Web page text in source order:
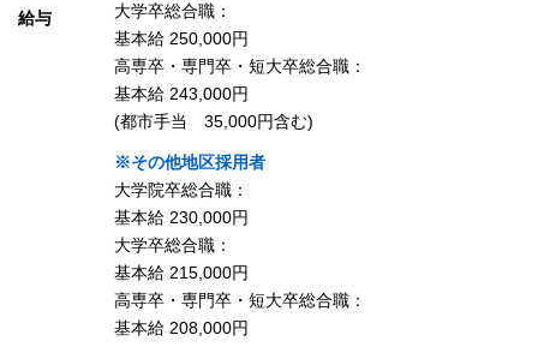
給与
大学卒総合職：
基本給 250,000円
高専卒・専門卒・短大卒総合職：
基本給 243,000円
(都市手当 35,000円含む)
※その他地区採用者
大学院卒総合職：
基本給 230,000円
大学卒総合職：
基本給 215,000円
高専卒・専門卒・短大卒総合職：
基本給 208,000円